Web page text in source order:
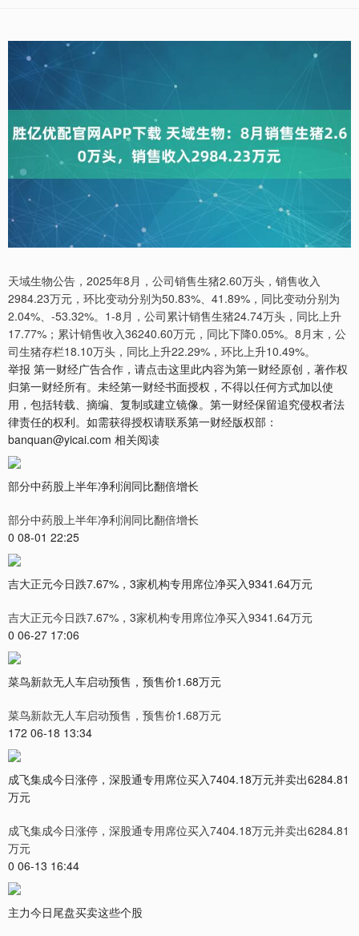
天域生物公告，2025年8月，公司销售生猪2.60万头，销售收入
2984.23万元，环比变动分别为50.83%、41.89%，同比变动分别为
2.04%、-53.32%。1-8月，公司累计销售生猪24.74万头，同比上升
17.77%；累计销售收入36240.60万元，同比下降0.05%。8月末，公
司生猪存栏18.10万头，同比上升22.29%，环比上升10.49%。
举报 第一财经广告合作，请点击这里此内容为第一财经原创，著作权
归第一财经所有。未经第一财经书面授权，不得以任何方式加以使
用，包括转载、摘编、复制或建立镜像。第一财经保留追究侵权者法
律责任的权利。如需获得授权请联系第一财经版权部：
banquan@yicai.com 相关阅读
部分中药股上半年净利润同比翻倍增长
部分中药股上半年净利润同比翻倍增长
0 08-01 22:25
吉大正元今日跌7.67%，3家机构专用席位净买入9341.64万元
吉大正元今日跌7.67%，3家机构专用席位净买入9341.64万元
0 06-27 17:06
菜鸟新款无人车启动预售，预售价1.68万元
菜鸟新款无人车启动预售，预售价1.68万元
172 06-18 13:34
成飞集成今日涨停，深股通专用席位买入7404.18万元并卖出6284.81
万元
成飞集成今日涨停，深股通专用席位买入7404.18万元并卖出6284.81
万元
0 06-13 16:44
主力今日尾盘买卖这些个股